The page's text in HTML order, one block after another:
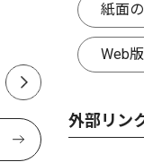
紙面
Web
外部リン